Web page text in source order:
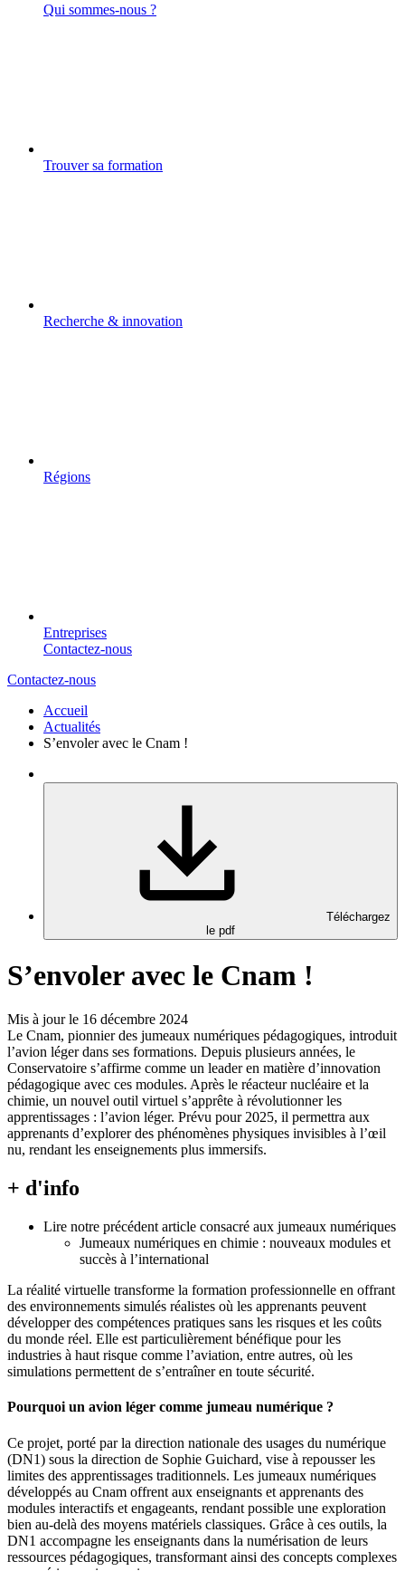
Qui sommes-nous ?
Trouver sa formation
Recherche & innovation
Régions
Entreprises
Contactez-nous
Contactez-nous
Accueil
Actualités
S’envoler avec le Cnam !
Téléchargez
le pdf
S’envoler avec le Cnam !
Mis à jour le 16 décembre 2024
Le Cnam, pionnier des jumeaux numériques pédagogiques, introduit
l’avion léger dans ses formations. Depuis plusieurs années, le
Conservatoire s’affirme comme un leader en matière d’innovation
pédagogique avec ces modules. Après le réacteur nucléaire et la
chimie, un nouvel outil virtuel s’apprête à révolutionner les
apprentissages : l’avion léger. Prévu pour 2025, il permettra aux
apprenants d’explorer des phénomènes physiques invisibles à l’œil
nu, rendant les enseignements plus immersifs.
+ d'info
Lire notre précédent article consacré aux jumeaux numériques
Jumeaux numériques en chimie : nouveaux modules et
succès à l’international
La réalité virtuelle transforme la formation professionnelle en offrant
des environnements simulés réalistes où les apprenants peuvent
développer des compétences pratiques sans les risques et les coûts
du monde réel. Elle est particulièrement bénéfique pour les
industries à haut risque comme l’aviation, entre autres, où les
simulations permettent de s’entraîner en toute sécurité.
Pourquoi un avion léger comme jumeau numérique ?
Ce projet, porté par la direction nationale des usages du numérique
(DN1) sous la direction de Sophie Guichard, vise à repousser les
limites des apprentissages traditionnels. Les jumeaux numériques
développés au Cnam offrent aux enseignants et apprenants des
modules interactifs et engageants, rendant possible une exploration
bien au-delà des moyens matériels classiques. Grâce à ces outils, la
DN1 accompagne les enseignants dans la numérisation de leurs
ressources pédagogiques, transformant ainsi des concepts complexes